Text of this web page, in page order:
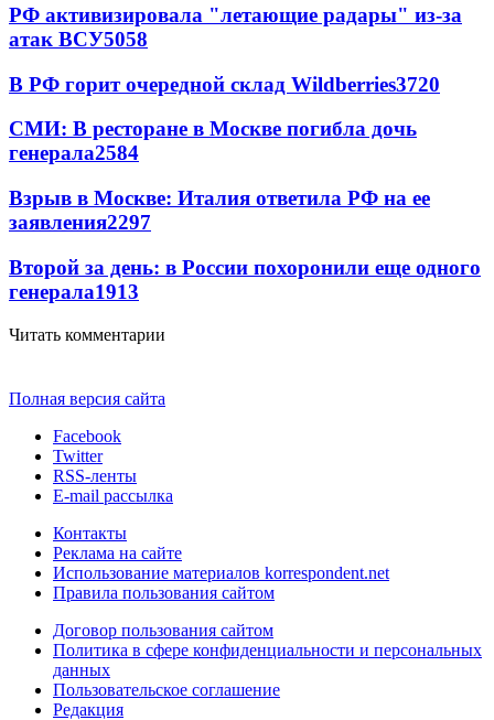
РФ активизировала "летающие радары" из-за
атак ВСУ5058
В РФ горит очередной склад Wildberries3720
СМИ: В ресторане в Москве погибла дочь
генерала2584
Взрыв в Москве: Италия ответила РФ на ее
заявления2297
Второй за день: в России похоронили еще одного
генерала1913
Читать комментарии
Полная версия сайта
Facebook
Twitter
RSS-ленты
E-mail рассылка
Контакты
Реклама на сайте
Использование материалов korrespondent.net
Правила пользования сайтом
Договор пользования сайтом
Политика в сфере конфиденциальности и персональных
данных
Пользовательское соглашение
Редакция